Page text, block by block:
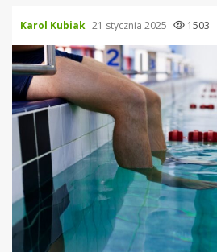
Karol Kubiak 21 stycznia 2025 1503